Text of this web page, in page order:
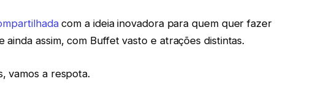
com a ideia inovadora para quem quer fazer
assim, com Buffet vasto e atrações distintas.
vamos a respota.